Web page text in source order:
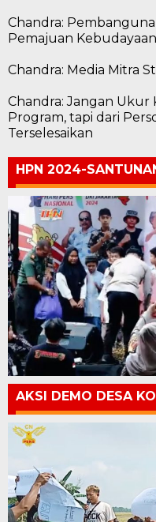
Chandra:
Pemajuan Kebudayaan
Chandra: Media Mitra
Chandra: Jangan Ukur
Program, tapi dari
Terselesaikan
HPN 2024-
AKSI DEMO DESA